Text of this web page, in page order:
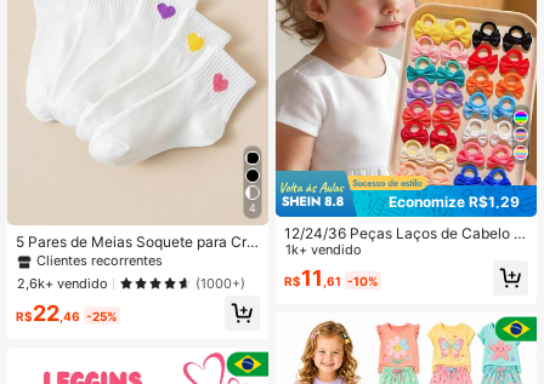
4
5 Pares de Meias Soquete para Cria
nças, Meias Esportivas Engraçadas
e Fofas, Presente para Crianças
Clientes recorrentes
2,6k+ vendido
(1000+)
R$22 ,46 -25%
Economize R$1,29
12/24/36 Peças Laços de Cabelo In
fantis de Cores Aleatórias Doces, Pr
esente para Meninas, Volta às Aula
s, Acessórios de Cabelo para Crian
1k+ vendido
R$11 ,61 -10%